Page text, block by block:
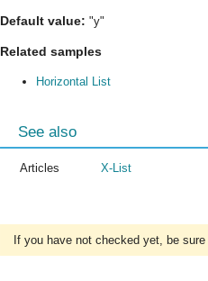
Default value: "y"
Related samples
Horizontal List
See also
Articles X-List
If you have not checked yet, be